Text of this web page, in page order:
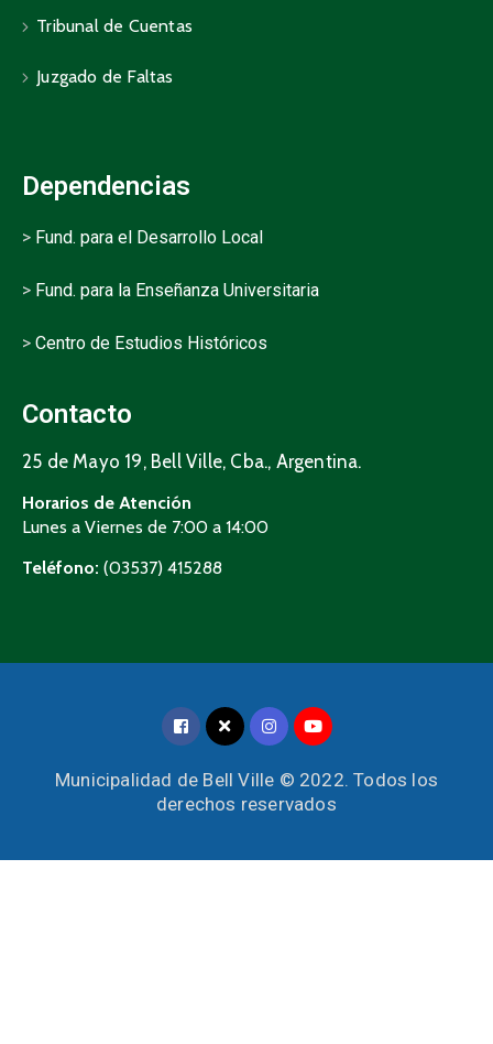
Tribunal de Cuentas
Juzgado de Faltas
Dependencias
> Fund. para el Desarrollo Local
> Fund. para la Enseñanza Universitaria
> Centro de Estudios Históricos
Contacto
25 de Mayo 19, Bell Ville, Cba., Argentina.
Horarios de Atención
Lunes a Viernes de 7:00 a 14:00
Teléfono: (03537) 415288
Municipalidad de Bell Ville © 2022. Todos los
derechos reservados